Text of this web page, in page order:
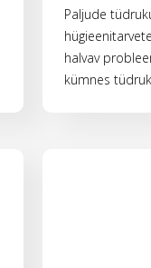
Paljude
halvav
kümnes